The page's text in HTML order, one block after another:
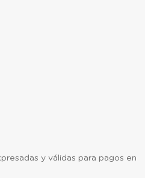
y válidas para pagos en